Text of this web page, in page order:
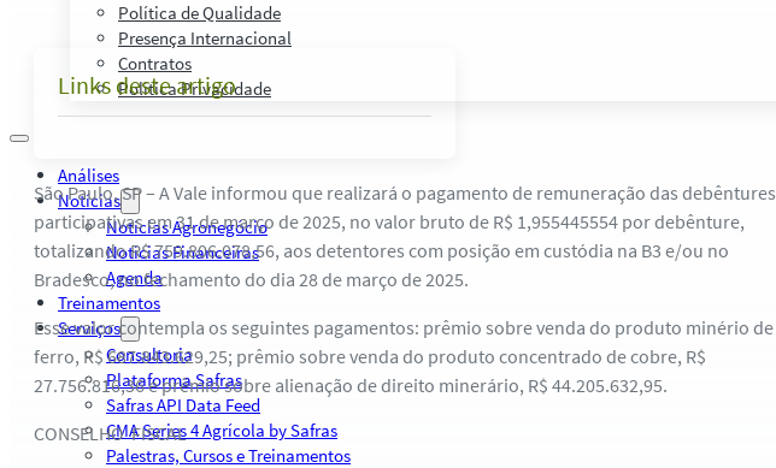
Política de Qualidade
Presença Internacional
Contratos
Política Privacidade
Análises
Notícias
Notícias Agronegócio
Notícias Financeiras
Agenda
Treinamentos
Serviços
Consultoria
Plataforma Safras
Safras API Data Feed
CMA Series 4 Agrícola by Safras
Palestras, Cursos e Treinamentos
Links deste artigo
São Paulo, SP – A Vale informou que realizará o pagamento de remuneração das debêntures
participativas em 31 de março de 2025, no valor bruto de R$ 1,955445554 por debênture,
totalizando R$ 759.806.078,56, aos detentores com posição em custódia na B3 e/ou no
Bradesco, no fechamento do dia 28 de março de 2025.
Esse valor contempla os seguintes pagamentos: prêmio sobre venda do produto minério de
ferro, R$ 687.843.629,25; prêmio sobre venda do produto concentrado de cobre, R$
27.756.816,36 e prêmio sobre alienação de direito minerário, R$ 44.205.632,95.
CONSELHO FISCAL